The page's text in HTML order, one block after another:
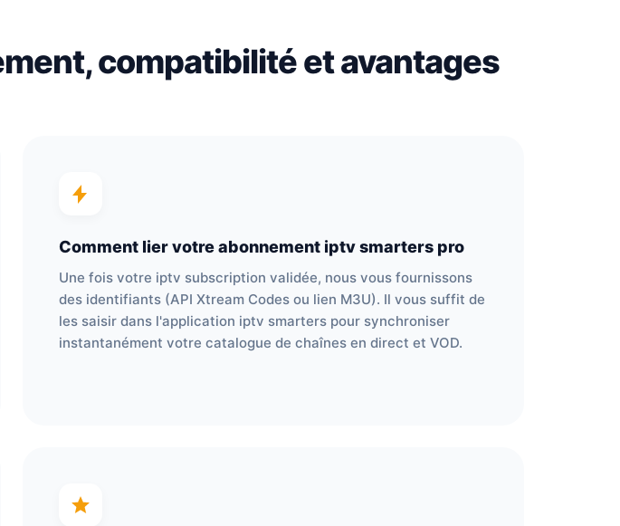
compatibilité et avantages
Comment lier votre abonnement iptv smarters pro
Une fois votre iptv subscription validée, nous vous fournissons
des identifiants (API Xtream Codes ou lien M3U). Il vous suffit de
les saisir dans l'application iptv smarters pour synchroniser
instantanément votre catalogue de chaînes en direct et VOD.